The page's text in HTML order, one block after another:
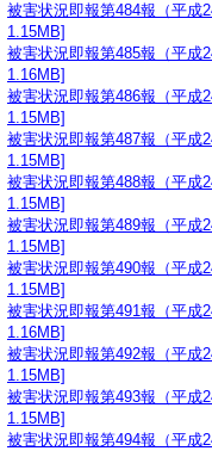
被害状況即報第484報（平成
1.15MB]
被害状況即報第485報（平成
1.16MB]
被害状況即報第486報（平成
1.15MB]
被害状況即報第487報（平成
1.15MB]
被害状況即報第488報（平成
1.15MB]
被害状況即報第489報（平成
1.15MB]
被害状況即報第490報（平成
1.15MB]
被害状況即報第491報（平成
1.16MB]
被害状況即報第492報（平成
1.15MB]
被害状況即報第493報（平成
1.15MB]
被害状況即報第494報（平成